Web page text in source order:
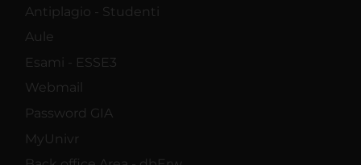
Antiplagio - Studenti
Aule
Esami - ESSE3
Webmail
Password GIA
MyUnivr